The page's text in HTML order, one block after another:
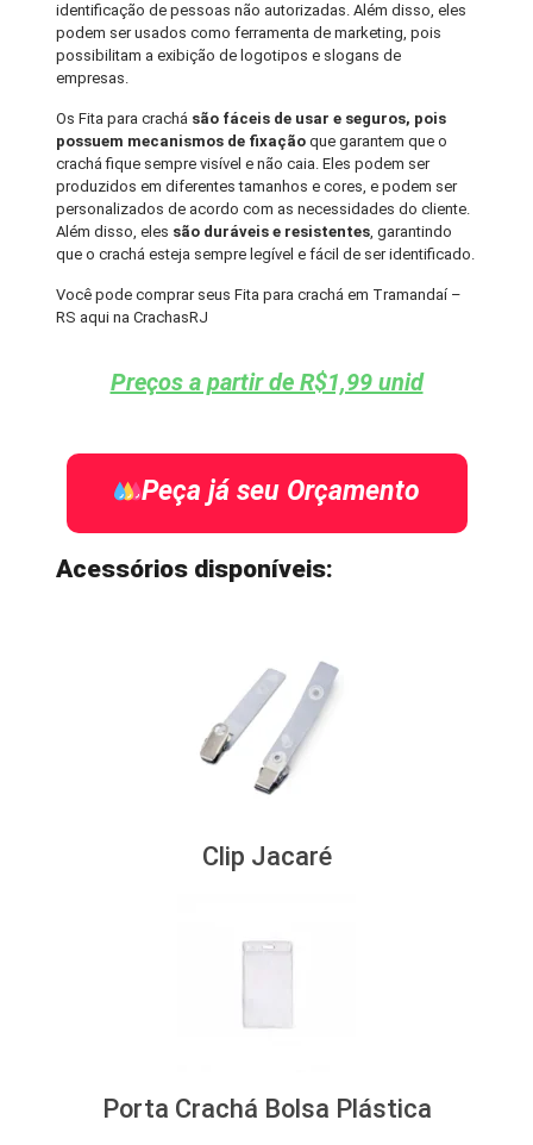
identificação de pessoas não autorizadas. Além disso, eles
podem ser usados como ferramenta de marketing, pois
possibilitam a exibição de logotipos e slogans de
empresas.
Os Fita para crachá são fáceis de usar e seguros, pois
possuem mecanismos de fixação que garantem que o
crachá fique sempre visível e não caia. Eles podem ser
produzidos em diferentes tamanhos e cores, e podem ser
personalizados de acordo com as necessidades do cliente.
Além disso, eles são duráveis e resistentes, garantindo
que o crachá esteja sempre legível e fácil de ser identificado.
Você pode comprar seus Fita para crachá em Tramandaí –
RS aqui na CrachasRJ
Preços a partir de R$1,99 unid
Peça já seu Orçamento
Acessórios disponíveis:
Clip Jacaré
Porta Crachá Bolsa Plástica